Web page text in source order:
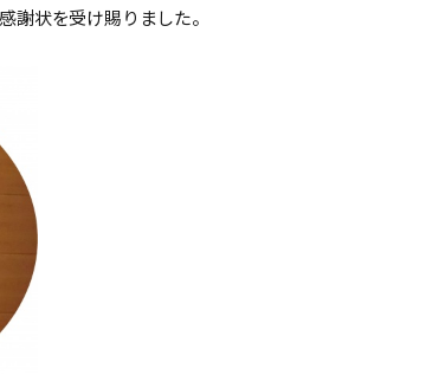
謝状を受け賜りました。